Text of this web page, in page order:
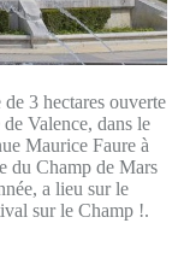
3 hectares ouverte
Valence, dans le
Maurice Faure à
du Champ de Mars
a lieu sur le
sur le Champ !.